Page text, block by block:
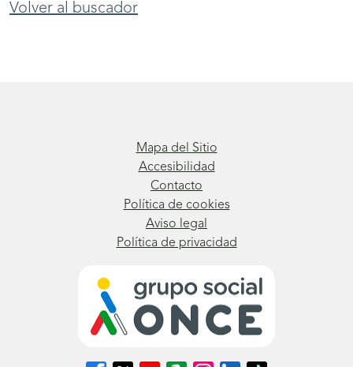
Volver al buscador
Mapa del Sitio
Accesibilidad
Contacto
Política de cookies
Aviso legal
Política de privacidad